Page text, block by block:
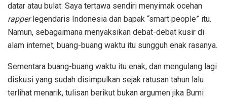
datar atau bulat. Saya tertawa sendiri menyimak ocehan
rapperlegendaris Indonesia dan bapak “smart people” itu.
Namun, sebagaimana menyaksikan debat-debat kusir di
alam internet, buang-buang waktu itu sungguh enak rasanya.
Sementara buang-buang waktu itu enak, dan mengulang lagi
diskusi yang sudah disimpulkan sejak ratusan tahun lalu
terlihat menarik, tulisan berikut bukan argumen jika Bumi